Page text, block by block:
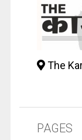
The
PAGES